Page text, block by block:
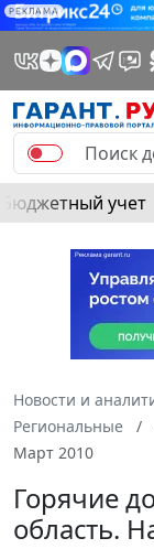
РЕКЛАМА
Бюджетный учет
Новости и
Региональные
Март 2010
Горячие
область.